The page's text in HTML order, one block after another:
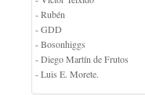
- Rubén
- GDD
- Bosonhiggs
- Diego Martín de Frutos
- Luis E. Morete.